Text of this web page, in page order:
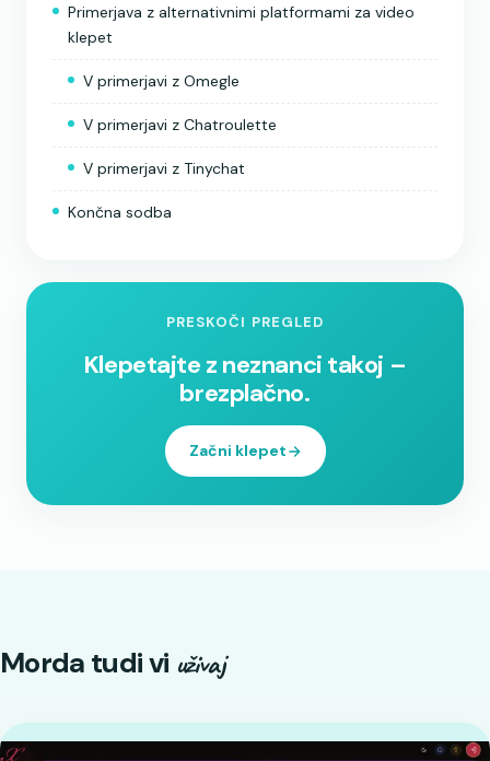
Primerjava z alternativnimi platformami za video
klepet
V primerjavi z Omegle
V primerjavi z Chatroulette
V primerjavi z Tinychat
Končna sodba
PRESKOČI PREGLED
Klepetajte z neznanci takoj –
brezplačno.
Začni klepet
Morda tudi vi uživaj